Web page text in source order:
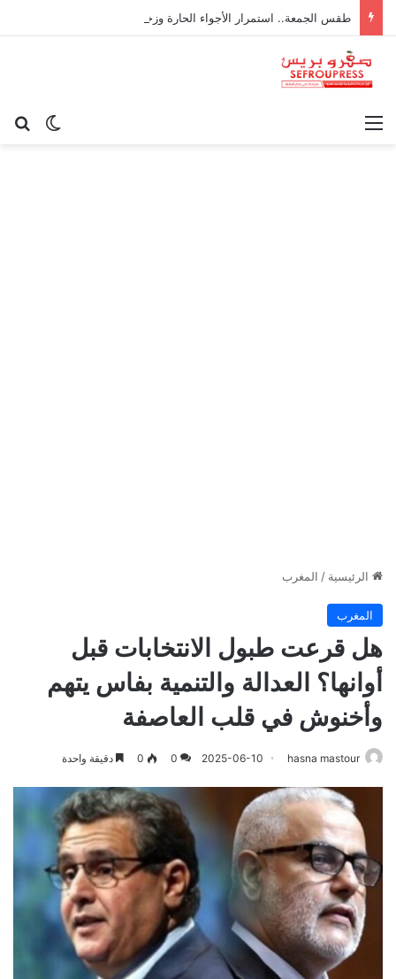
الوضع القائمة
الرئيسية / المغرب
المغرب
هل قرعت طبول الانتخابات قبل
أوانها؟ العدالة والتنمية بفاس يتهم
وأخنوش في قلب العاصفة
hasna mastour
2025-06-10
0
0 دقيقة واحدة